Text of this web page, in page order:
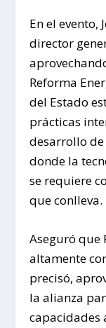
En el evento,
director
Reforma
del Estado
prácticas
desarrollo
donde la
se requiere
que conlleva.
Aseguró que
altamente
precisó,
la alianza
capacidades